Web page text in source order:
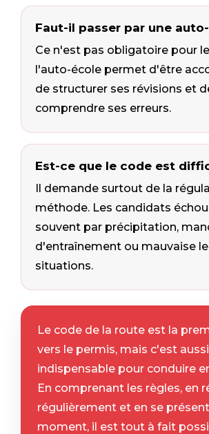
Faut-il passer par une
Ce n'est pas obligatoire pour
l'auto-école permet d'être
de structurer ses révisions et
comprendre ses erreurs.
Est-ce que le code est
Il demande surtout de la
méthode. Les candidats
souvent par précipitation,
d'entraînement ou mauvaise
situations.
Le code de la route est la
vers le permis, mais c'est
indispensable pour conduire
En comprenant les règles, en
régulièrement et en se
moment, il est tout à fait